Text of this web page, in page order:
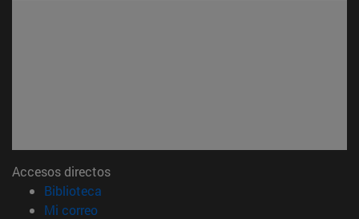
Accesos directos
Biblioteca
Mi correo(abre en nueva ventana)